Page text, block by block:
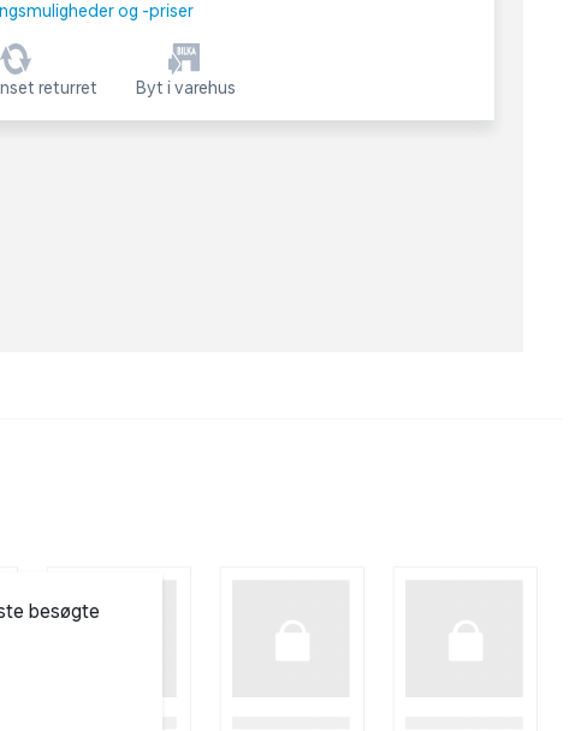
og -priser
returret Byt i varehus
besøgte